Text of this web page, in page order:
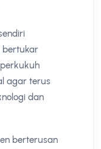
bertukar
agar terus
dan
berterusan